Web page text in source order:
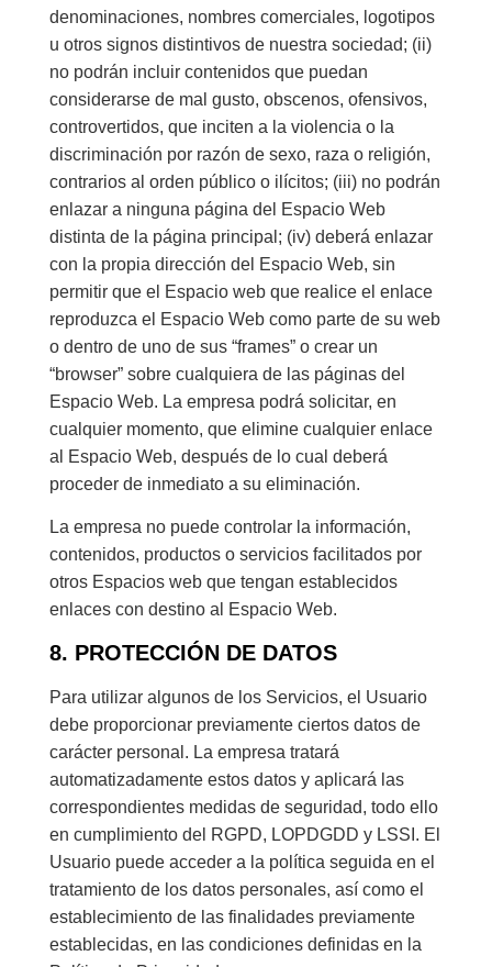
denominaciones, nombres comerciales, logotipos
u otros signos distintivos de nuestra sociedad; (ii)
no podrán incluir contenidos que puedan
considerarse de mal gusto, obscenos, ofensivos,
controvertidos, que inciten a la violencia o la
discriminación por razón de sexo, raza o religión,
contrarios al orden público o ilícitos; (iii) no podrán
enlazar a ninguna página del Espacio Web
distinta de la página principal; (iv) deberá enlazar
con la propia dirección del Espacio Web, sin
permitir que el Espacio web que realice el enlace
reproduzca el Espacio Web como parte de su web
o dentro de uno de sus “frames” o crear un
“browser” sobre cualquiera de las páginas del
Espacio Web. La empresa podrá solicitar, en
cualquier momento, que elimine cualquier enlace
al Espacio Web, después de lo cual deberá
proceder de inmediato a su eliminación.
La empresa no puede controlar la información,
contenidos, productos o servicios facilitados por
otros Espacios web que tengan establecidos
enlaces con destino al Espacio Web.
8. PROTECCIÓN DE DATOS
Para utilizar algunos de los Servicios, el Usuario
debe proporcionar previamente ciertos datos de
carácter personal. La empresa tratará
automatizadamente estos datos y aplicará las
correspondientes medidas de seguridad, todo ello
en cumplimiento del RGPD, LOPDGDD y LSSI. El
Usuario puede acceder a la política seguida en el
tratamiento de los datos personales, así como el
establecimiento de las finalidades previamente
establecidas, en las condiciones definidas en la